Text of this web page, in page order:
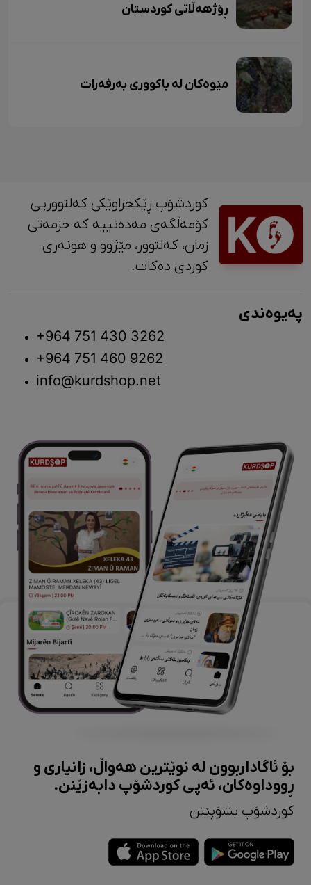
ڕۆژهەڵاتی کوردستان
مێوەکان لە باکووری بەرفەرات
کوردشۆپ ڕێکخراوێکی کەلتووریی
کۆمەڵگەی مەدەنییە کە خزمەتی
زمان، کەلتوور، مێژوو و ‎هونەری
کوردی دەکات.
پەیوەندی
+964 751 430 3262
+964 751 460 9262
info@kurdshop.net
بۆ ئاگاداربوون لە نوێترین هەواڵ، زانیاری و
ڕووداوەکان، ئەپی کوردشۆپ دابەزێنن.
کوردشۆپ بشۆپێنن